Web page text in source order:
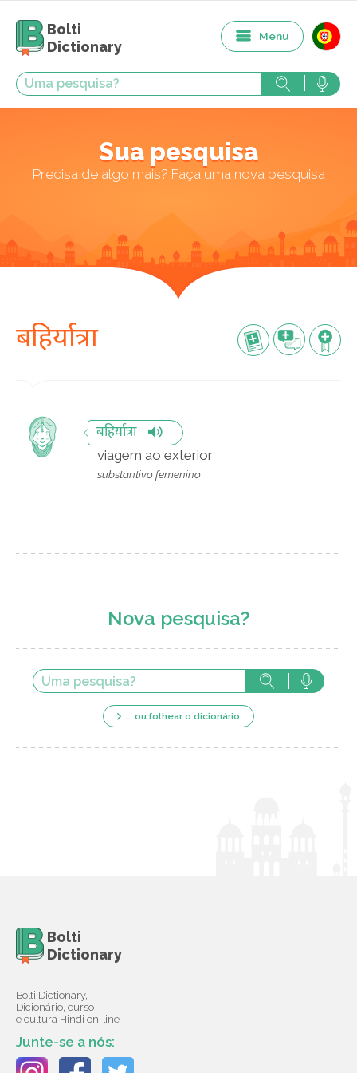
Bolti
Dictionary
Menu
Sua pesquisa
Precisa de algo mais? Faça uma nova pesquisa
बहिर्यात्रा
बहिर्यात्रा
viagem ao exterior
substantivo femenino
Nova pesquisa?
... ou folhear o dicionário
Bolti
Dictionary
Bolti Dictionary,
Dicionário, curso
e cultura Hindi on-line
Junte-se a nós: